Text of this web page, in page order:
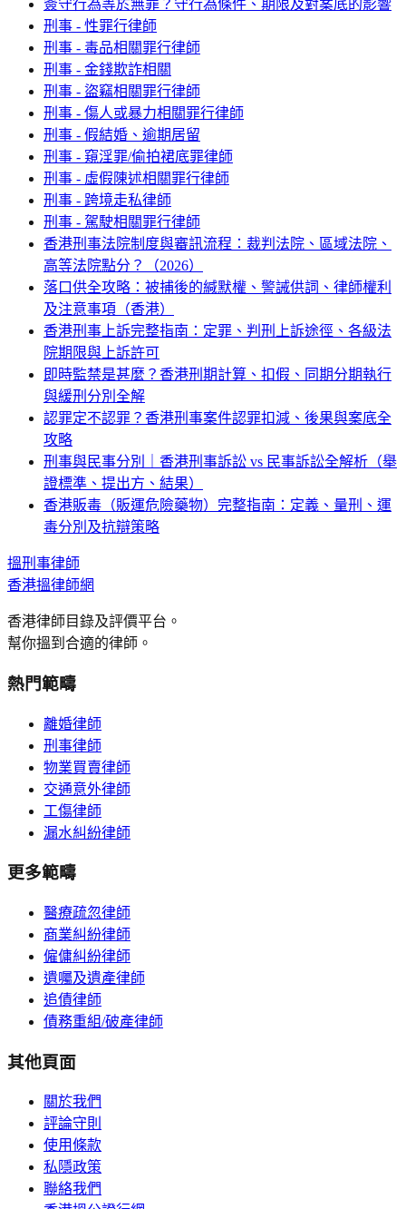
簽守行為等於無罪？守行為條件、期限及對案底的影響
刑事 - 性罪行律師
刑事 - 毒品相關罪行律師
刑事 - 金錢欺詐相關
刑事 - 盜竊相關罪行律師
刑事 - 傷人或暴力相關罪行律師
刑事 - 假結婚、逾期居留
刑事 - 窺淫罪/偷拍裙底罪律師
刑事 - 虛假陳述相關罪行律師
刑事 - 跨境走私律師
刑事 - 駕駛相關罪行律師
香港刑事法院制度與審訊流程：裁判法院、區域法院、
高等法院點分？（2026）
落口供全攻略：被捕後的緘默權、警誡供詞、律師權利
及注意事項（香港）
香港刑事上訴完整指南：定罪、判刑上訴途徑、各級法
院期限與上訴許可
即時監禁是甚麼？香港刑期計算、扣假、同期分期執行
與緩刑分別全解
認罪定不認罪？香港刑事案件認罪扣減、後果與案底全
攻略
刑事與民事分別｜香港刑事訴訟 vs 民事訴訟全解析（舉
證標準、提出方、結果）
香港販毒（販運危險藥物）完整指南：定義、量刑、運
毒分別及抗辯策略
搵刑事律師
香港搵律師網
香港律師目錄及評價平台。
幫你搵到合適的律師。
熱門範疇
離婚律師
刑事律師
物業買賣律師
交通意外律師
工傷律師
漏水糾紛律師
更多範疇
醫療疏忽律師
商業糾紛律師
僱傭糾紛律師
遺囑及遺產律師
追債律師
債務重組/破產律師
其他頁面
關於我們
評論守則
使用條款
私隱政策
聯絡我們